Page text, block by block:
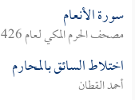
سورة الأنعام
مصحف الحرم المكي لعام 1426هـ
اختلاط السائق بالمحارم
أحمد القطان